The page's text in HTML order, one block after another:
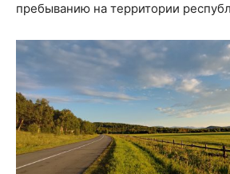
пребыванию на территории